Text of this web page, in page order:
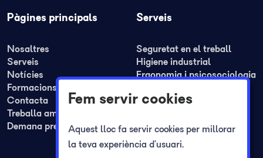
Pàgines principals
Nosaltres
Serveis
Notícies
Formacions
Contacta
Treballa amb nosaltres
Demana pressupost
Serveis
Seguretat en el treball
Higiene industrial
Ergonomia i psicosociologia
Formació
Plans d'autoprotecció
Registre jornada laboral
Fem servir cookies
Aquest lloc fa servir cookies per millorar
la teva experiència d’usuari.